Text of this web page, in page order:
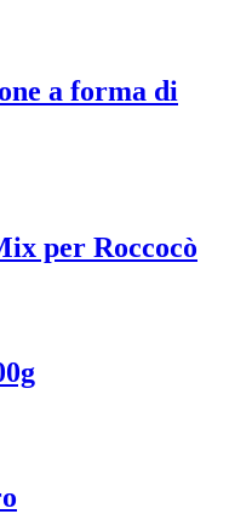
a forma di
per Roccocò